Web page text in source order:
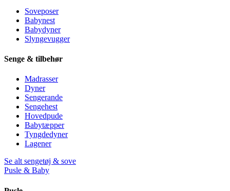
Soveposer
Babynest
Babydyner
Slyngevugger
Senge & tilbehør
Madrasser
Dyner
Sengerande
Sengehest
Hovedpude
Babytæpper
Tyngdedyner
Lagener
Se alt sengetøj & sove
Pusle & Baby